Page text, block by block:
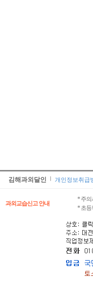
김해과외달인 개인정보취급
과외교습신고 안내
* 주의
* 초등